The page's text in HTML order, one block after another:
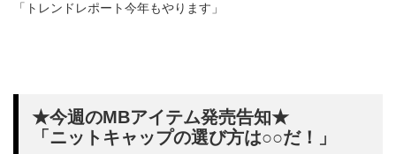
「トレンドレポート今年もやります」
★今週のMBアイテム発売告知★
「ニットキャップの選び方は○○だ！」